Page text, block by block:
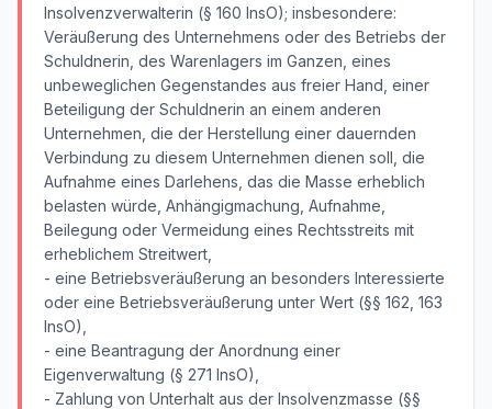
Insolvenzverwalterin (§ 160 InsO); insbesondere:
Veräußerung des Unternehmens oder des Betriebs der
Schuldnerin, des Warenlagers im Ganzen, eines
unbeweglichen Gegenstandes aus freier Hand, einer
Beteiligung der Schuldnerin an einem anderen
Unternehmen, die der Herstellung einer dauernden
Verbindung zu diesem Unternehmen dienen soll, die
Aufnahme eines Darlehens, das die Masse erheblich
belasten würde, Anhängigmachung, Aufnahme,
Beilegung oder Vermeidung eines Rechtsstreits mit
erheblichem Streitwert,
- eine Betriebsveräußerung an besonders Interessierte
oder eine Betriebsveräußerung unter Wert (§§ 162, 163
InsO),
- eine Beantragung der Anordnung einer
Eigenverwaltung (§ 271 InsO),
- Zahlung von Unterhalt aus der Insolvenzmasse (§§